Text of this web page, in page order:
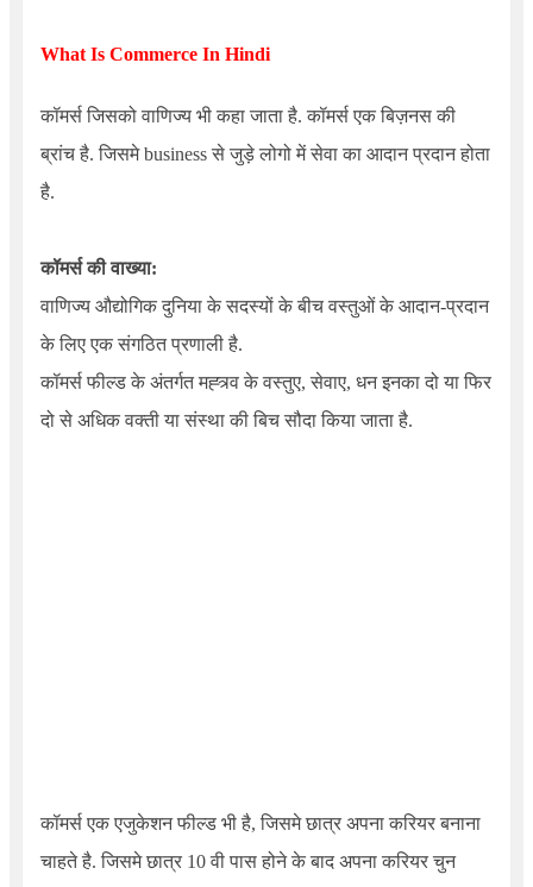
What Is Commerce In Hindi
कॉमर्स जिसको वाणिज्य भी कहा जाता है. कॉमर्स एक बिज़नस की
ब्रांच है. जिसमे business से जुड़े लोगो में सेवा का आदान प्रदान होता
है.
कॉमर्स की वाख्या:
वाणिज्य औद्योगिक दुनिया के सदस्यों के बीच वस्तुओं के आदान-प्रदान
के लिए एक संगठित प्रणाली है.
कॉमर्स फील्ड के अंतर्गत मह्त्र्व के वस्तुए, सेवाए, धन इनका दो या फिर
दो से अधिक वक्ती या संस्था की बिच सौदा किया जाता है.
कॉमर्स एक एजुकेशन फील्ड भी है, जिसमे छात्र अपना करियर बनाना
चाहते है. जिसमे छात्र 10 वी पास होने के बाद अपना करियर चुन